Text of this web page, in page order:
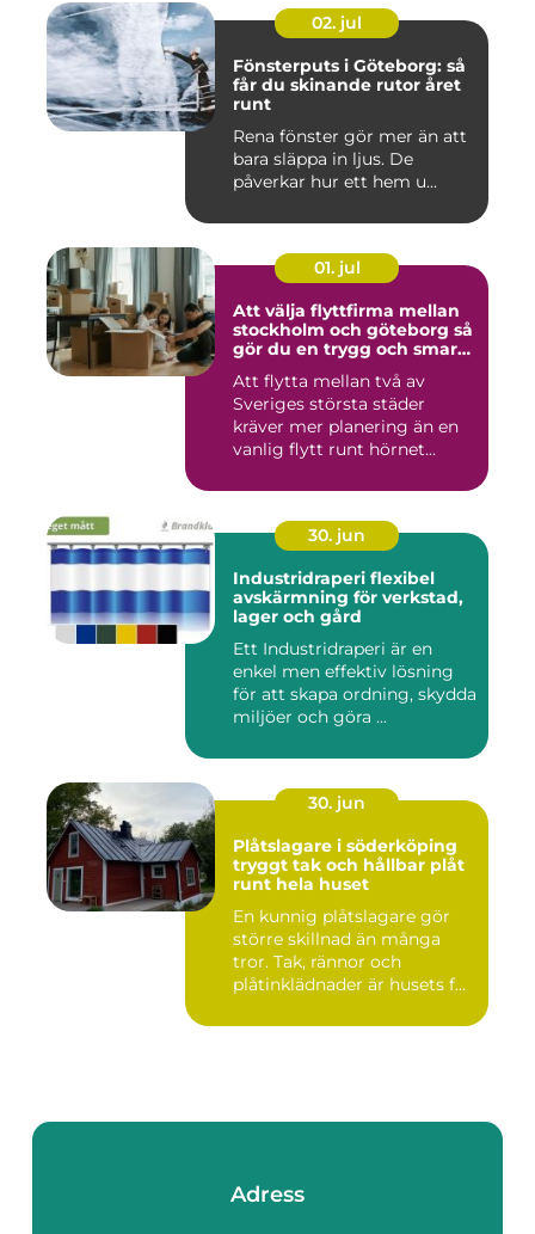
02. jul
Fönsterputs i Göteborg: så
får du skinande rutor året
runt
Rena fönster gör mer än att
bara släppa in ljus. De
påverkar hur ett hem u...
01. jul
Att välja flyttfirma mellan
stockholm och göteborg så
gör du en trygg och smart
Att flytta mellan två av
Sveriges största städer
kräver mer planering än en
vanlig flytt runt hörnet...
30. jun
Industridraperi flexibel
avskärmning för verkstad,
lager och gård
Ett Industridraperi är en
enkel men effektiv lösning
för att skapa ordning, skydda
miljöer och göra ...
30. jun
Plåtslagare i söderköping
tryggt tak och hållbar plåt
runt hela huset
En kunnig plåtslagare gör
större skillnad än många
tror. Tak, rännor och
plåtinklädnader är husets f...
Adress